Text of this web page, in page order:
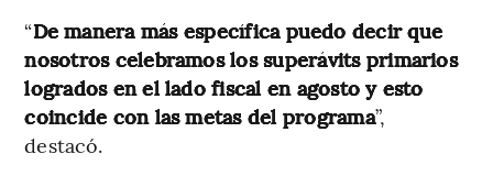
“De manera más específica puedo decir que
nosotros celebramos los superávits primarios
logrados en el lado fiscal en agosto y esto
coincide con las metas del programa”,
destacó.